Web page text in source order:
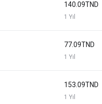
140.09TND
1 Yıl
77.09TND
1 Yıl
153.09TND
1 Yıl